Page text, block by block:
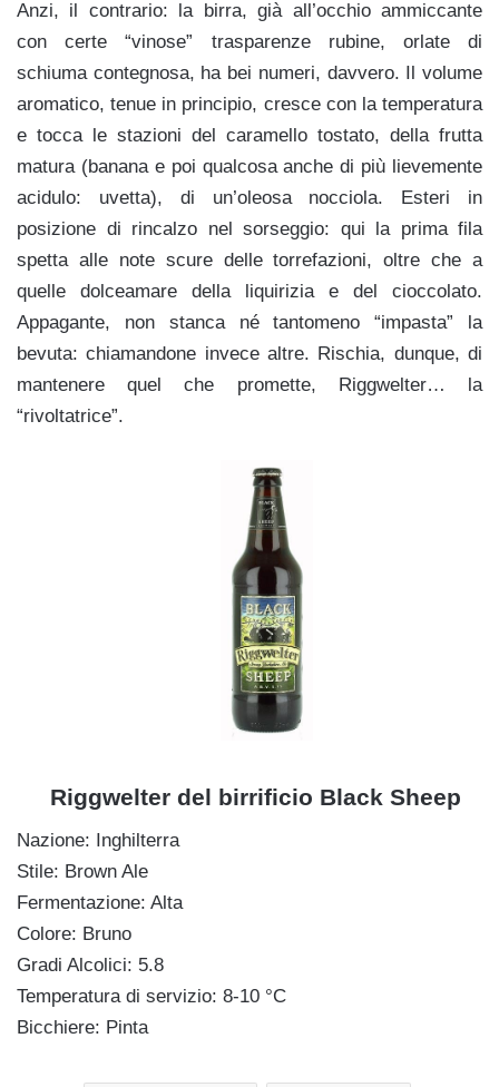
Anzi, il contrario: la birra, già all’occhio ammiccante
con certe “vinose” trasparenze rubine, orlate di
schiuma contegnosa, ha bei numeri, davvero. Il volume
aromatico, tenue in principio, cresce con la temperatura
e tocca le stazioni del caramello tostato, della frutta
matura (banana e poi qualcosa anche di più lievemente
acidulo: uvetta), di un’oleosa nocciola. Esteri in
posizione di rincalzo nel sorseggio: qui la prima fila
spetta alle note scure delle torrefazioni, oltre che a
quelle dolceamare della liquirizia e del cioccolato.
Appagante, non stanca né tantomeno “impasta” la
bevuta: chiamandone invece altre. Rischia, dunque, di
mantenere quel che promette, Riggwelter… la
“rivoltatrice”.
Riggwelter del birrificio Black Sheep
Nazione: Inghilterra
Stile: Brown Ale
Fermentazione: Alta
Colore: Bruno
Gradi Alcolici: 5.8
Temperatura di servizio: 8-10 °C
Bicchiere: Pinta